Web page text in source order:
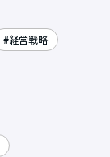
#経営戦略